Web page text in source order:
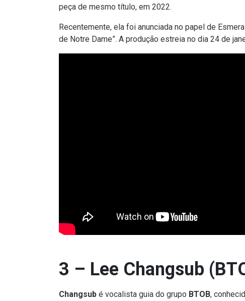
peça de mesmo título, em 2022.
Recentemente, ela foi anunciada no papel de
de Notre Dame”. A produção estreia no dia 24 de
3 – Lee Changsub
Changsub é vocalista guia do grupo BTOB,